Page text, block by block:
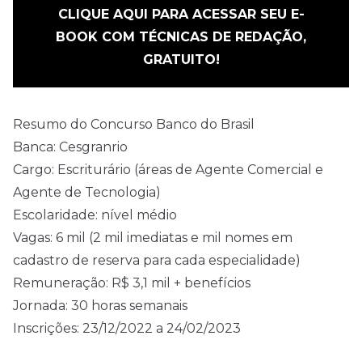
CLIQUE AQUI PARA ACESSAR SEU E-
BOOK COM TÉCNICAS DE REDAÇÃO,
GRATUITO!
Resumo do Concurso Banco do Brasil
Banca: Cesgranrio
Cargo: Escriturário (áreas de Agente Comercial e
Agente de Tecnologia)
Escolaridade: nível médio
Vagas: 6 mil (2 mil imediatas e mil nomes em
cadastro de reserva para cada especialidade)
Remuneração: R$ 3,1 mil + benefícios
Jornada: 30 horas semanais
Inscrições: 23/12/2022 a 24/02/2023